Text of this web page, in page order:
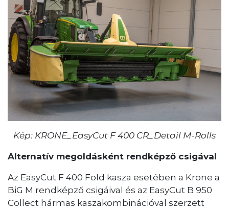
Kép: KRONE_EasyCut F 400 CR_Detail M-Rolls
Alternatív megoldásként rendképző csigával
Az EasyCut F 400 Fold kasza esetében a Krone a
BiG M rendképző csigáival és az EasyCut B 950
Collect hármas kaszakombinációval szerzett